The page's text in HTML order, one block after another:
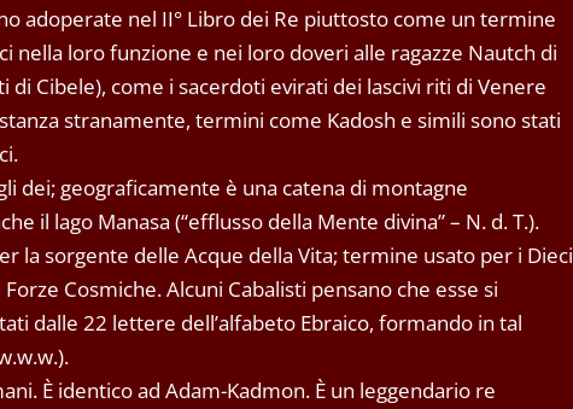
adoperate nel II° Libro dei Re piuttosto come un termine
loro funzione e nei loro doveri alle ragazze Nautch di
di Cibele), come i sacerdoti evirati dei lascivi riti di Venere
stranamente, termini come Kadosh e simili sono stati
dei; geograficamente è una catena di montagne
il lago Manasa (“efflusso della Mente divina” – N. d. T.).
la sorgente delle Acque della Vita; termine usato per i Dieci
Cosmiche. Alcuni Cabalisti pensano che esse si
dalle 22 lettere dell’alfabeto Ebraico, formando in tal
È identico ad Adam-Kadmon. È un leggendario re